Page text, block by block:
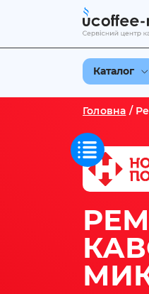
Каталог
Головна /